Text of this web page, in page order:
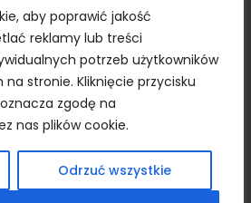
aby poprawić jakość
reklamy lub treści
potrzeb użytkowników
stronie. Kliknięcie przycisku
zgodę na
nas plików cookie.
Odrzuć wszystkie
updates from us.
Deutsch Polski